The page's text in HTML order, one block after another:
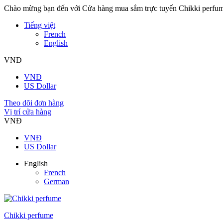
Chào mừng bạn đến với Cửa hàng mua sắm trực tuyến Chikki
Tiếng việt
French
English
VNĐ
VNĐ
US Dollar
Theo dõi đơn hàng
Vị trí cửa hàng
VNĐ
VNĐ
US Dollar
English
French
German
Chikki perfume